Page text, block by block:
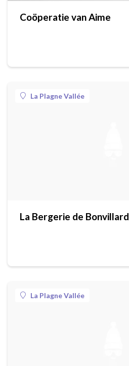
Coöperatie van Aime
La Plagne Vallée
La Bergerie de Bonvillard
La Plagne Vallée